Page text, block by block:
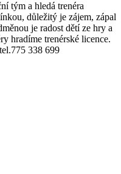
tým a hledá trenéra
důležitý je zájem, zápal
je radost dětí ze hry a
hradíme trenérské licence.
338 699